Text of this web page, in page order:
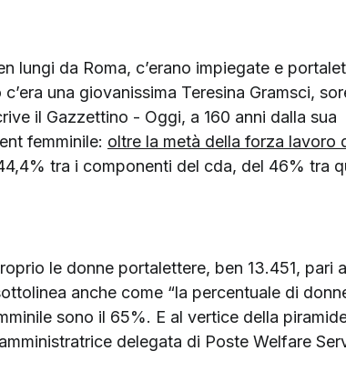
lungi da Roma, c’erano impiegate e
una giovanissima Teresina Gramsci,
il Gazzettino - Oggi, a 160 anni dalla sua
femminile: oltre la metà della forza lavoro
tra i componenti del cda, del 46% tra
le donne portalettere, ben 13.451, pari
anche come “la percentuale di
sono il 65%. E al vertice della
delegata di Poste Welfare